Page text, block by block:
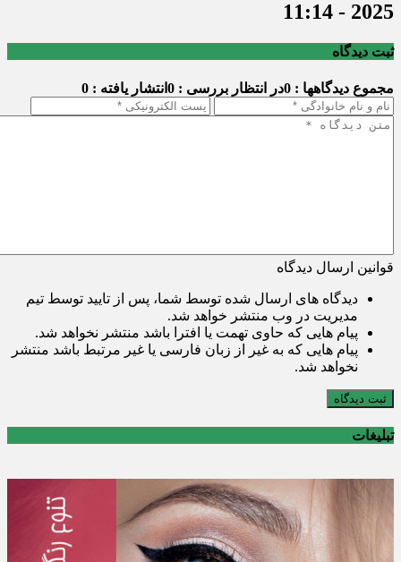
2025 - 11:14
ثبت دیدگاه
مجموع دیدگاهها : 0 در انتظار بررسی : 0 انتشار یافته : 0
قوانین ارسال دیدگاه
دیدگاه های ارسال شده توسط شما، پس از تایید توسط تیم
مدیریت در وب منتشر خواهد شد.
پیام هایی که حاوی تهمت یا افترا باشد منتشر نخواهد شد.
پیام هایی که به غیر از زبان فارسی یا غیر مرتبط باشد منتشر
نخواهد شد.
ثبت دیدگاه
تبلیغات